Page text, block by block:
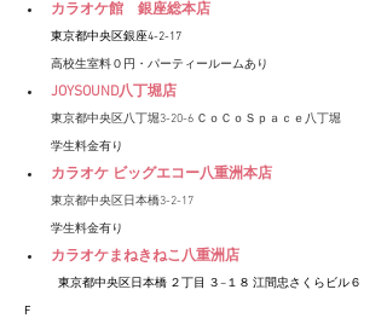
カラオケ館　銀座総本店
東京都中央区銀座4-2-17
高校生室料０円・パーティールームあり
JOYSOUND八丁堀店
東京都中央区八丁堀3-20-6 ＣｏＣｏＳｐａｃｅ八丁堀
学生料金有り
カラオケ ビッグエコー八重洲本店
東京都中央区日本橋3-2-17
学生料金有り
カラオケまねきねこ八重洲店
東京都中央区日本橋 ２丁目 ３−１８ 江間忠さくらビル６
Ｆ